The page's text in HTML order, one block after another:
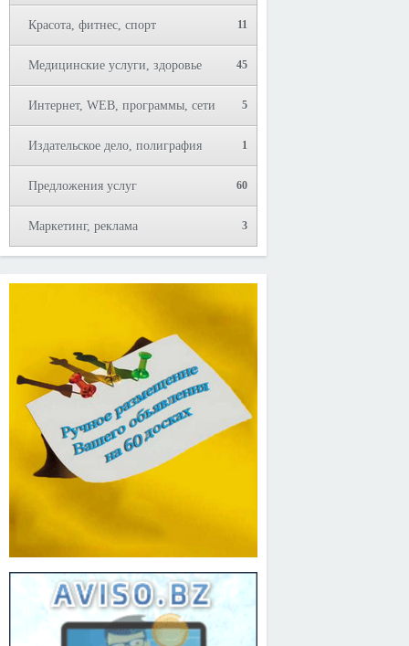
Красота, фитнес, спорт 11
Медицинские услуги, здоровье 45
Интернет, WEB, программы, сети 5
Издательское дело, полиграфия 1
Предложения услуг 60
Маркетинг, реклама 3